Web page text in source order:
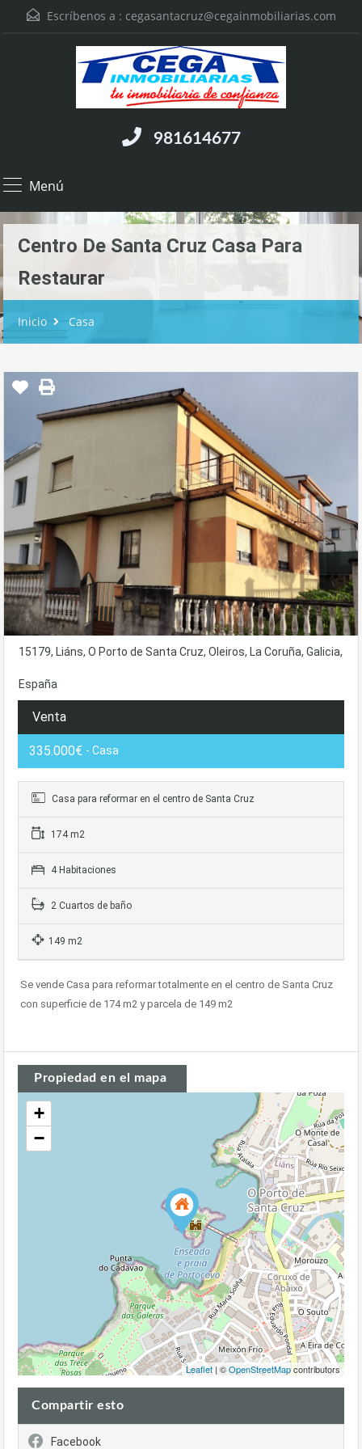
Escríbenos a : cegasantacruz@cegainmobiliarias.com
981614677
Menú
Centro De Santa Cruz Casa Para
Restaurar
Inicio Casa
15179, Liáns, O Porto de Santa Cruz, Oleiros, La Coruña, Galicia,
España
Venta
335.000€ - Casa
Casa para reformar en el centro de Santa Cruz
174 m2
4 Habitaciones
2 Cuartos de baño
149 m2
Se vende Casa para reformar totalmente en el centro de Santa Cruz
con superficie de 174 m2 y parcela de 149 m2
Propiedad en el mapa
+
−
Leaflet | ©OpenStreetMapcontributors
Compartir esto
Facebook